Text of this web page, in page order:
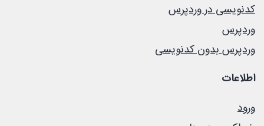
کدنویسی در وردپرس
وردپرس
وردپرس بدون کدنویسی
اطلاعات
ورود